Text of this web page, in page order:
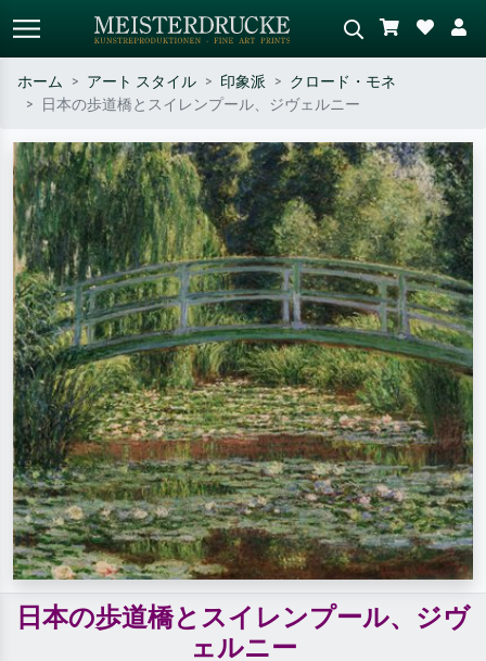
作家名・作品名・スタイルで検索
– 例：モネ、星月夜、印象派、北
斎の波、ヌード。
シーンを説明してください – 例：
緑の草原、赤の多い抽象画、暗い
油絵、木のそばの立ち姿のヌー
ド。
ホーム アート スタイル 印象派
クロード・モネ
日本の歩道橋とスイレンプール、ジヴェルニー
日本の歩道橋とスイレンプール、ジヴ
ェルニー